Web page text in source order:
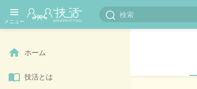
ホーム
技活とは